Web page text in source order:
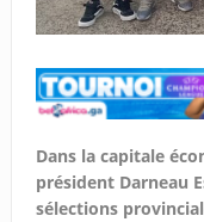
Dans la capitale
président Darneau
sélections